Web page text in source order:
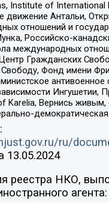
Institute of International
движение Антальи,
отношений и
Российско-
международных
Гражданских
Фонд имени
антивоенное
Ингушетии,
Karelia, Вернись
ru/
13.05.2024
реестра НКО,
агента: